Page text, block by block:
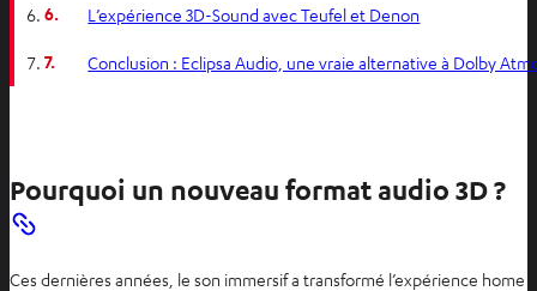
6. L’expérience 3D-Sound avec Teufel et Denon
7. Conclusion : Eclipsa Audio, une vraie alternative à Dolby
Pourquoi un nouveau format audio 3D ?
Ces dernières années, le son immersif a transformé l’expérience home